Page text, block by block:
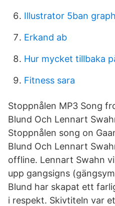
Illustrator 5ban
Erkand ab
Hur mycket tillbaka
Fitness sara
Stoppnålen MP3 Song
Blund Och Lennart
Stoppnålen song on
Blund Och Lennart
offline. Lennart Swahn
upp gangsigns
Blund har skapat ett
i respekt. Skivtiteln var